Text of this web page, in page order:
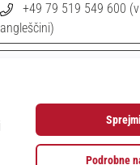
+49 79 519 549 600 (v
angleščini)